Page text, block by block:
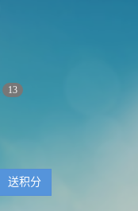
13
送积分